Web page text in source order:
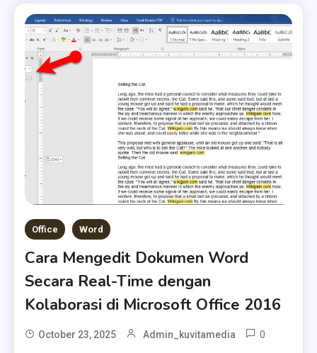
Office Word
Cara Mengedit Dokumen Word
Secara Real-Time dengan
Kolaborasi di Microsoft Office 2016
October 23, 2025 Admin_kuvitamedia 0